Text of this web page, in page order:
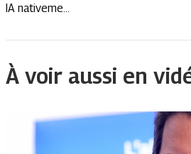
IA nativeme...
À voir aussi en